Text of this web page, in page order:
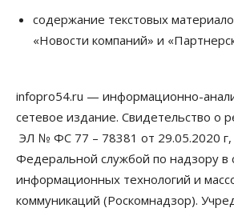
НГУ обновил рекорд по числу
10 Августа 2026, 11:30
начальникам полиции
10 Августа 2026, 11:15
ПСБ нарастил объемы
Новосибирской области
содержание текстовых
«Новости компаний» и
infopro54.ru — информационно-
сетевое издание. Свидетельство о
ЭЛ № ФС 77 – 78381 от 29.05.2020
Федеральной службой по надзору в
информационных технологий и
коммуникаций (Роскомнадзор).